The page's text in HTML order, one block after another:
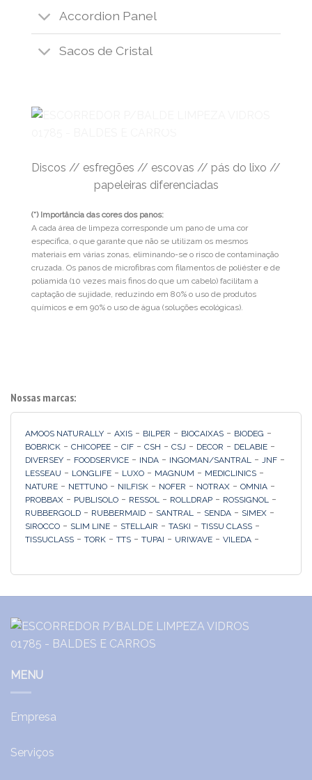
Accordion Panel
Sacos de Cristal
Discos // esfregões // escovas // pás do lixo //
papeleiras diferenciadas
(*) Importância das cores dos panos:
A cada área de limpeza corresponde um pano de uma cor
específica, o que garante que não se utilizam os mesmos
materiais em várias zonas, eliminando-se o risco de contaminação
cruzada. Os panos de microfibras com filamentos de poliéster e de
poliamida (10 vezes mais finos do que um cabelo) facilitam a
captação de sujidade, reduzindo em 80% o uso de produtos
químicos e em 90% o uso de água (soluções ecológicas).
Nossas marcas:
AMOOS NATURALLY - AXIS - BILPER - BIOCAIXAS - BIODEG -
BOBRICK - CHICOPEE - CIF - CSH - CSJ - DECOR - DELABIE -
DIVERSEY - FOODSERVICE - INDA - INGOMAN/SANTRAL - JNF -
LESSEAU - LONGLIFE - LUXO - MAGNUM - MEDICLINICS -
NATURE - NETTUNO - NILFISK - NOFER - NOTRAX - OMNIA -
PROBBAX - PUBLISOLO - RESSOL - ROLLDRAP - ROSSIGNOL -
RUBBERGOLD - RUBBERMAID - SANTRAL - SENDA - SIMEX -
SIROCCO - SLIM LINE - STELLAIR - TASKI - TISSU CLASS -
TISSUCLASS - TORK - TTS - TUPAI - URIWAVE - VILEDA -
MENU
Empresa
Serviços